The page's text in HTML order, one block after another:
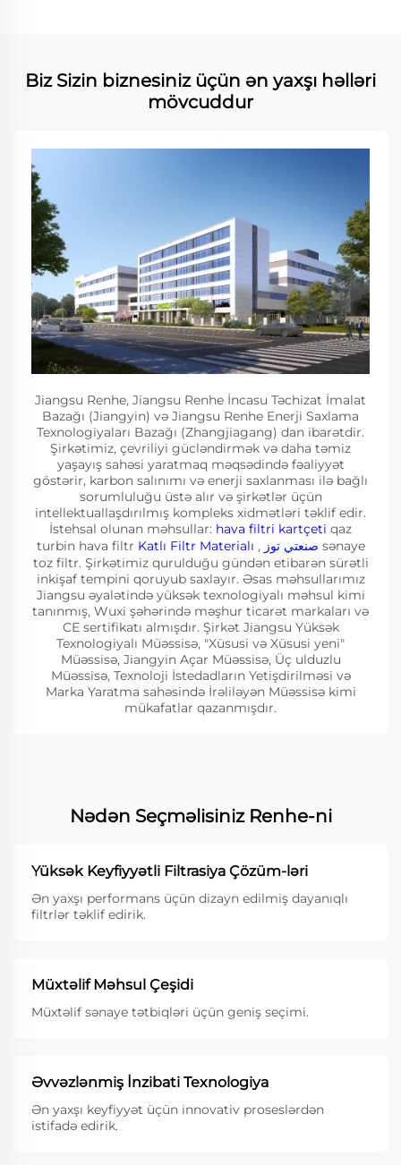
Biz Sizin biznesiniz üçün ən yaxşı həlləri
mövcuddur
Jiangsu Renhe, Jiangsu Renhe İncasu Təchizat İmalat
Bazağı (Jiangyin) və Jiangsu Renhe Enerji Saxlama
Texnologiyaları Bazağı (Zhangjiagang) dan ibarətdir.
Şirkətimiz, çevriliyi gücləndirmək və daha təmiz
yaşayış sahəsi yaratmaq məqsədində fəaliyyət
göstərir, karbon salınımı və enerji saxlanması ilə bağlı
sorumluluğu üstə alır və şirkətlər üçün
intellektuallaşdırılmış kompleks xidmətləri təklif edir.
İstehsal olunan məhsullar: hava filtri kartçeti qaz
turbin hava filtr Katlı Filtr Materialı ,
sənaye
toz filtr. Şirkətimiz qurulduğu gündən etibarən sürətli
inkişaf tempini qoruyub saxlayır. Əsas məhsullarımız
Jiangsu əyalətində yüksək texnologiyalı məhsul kimi
tanınmış, Wuxi şəhərində məşhur ticarət markaları və
CE sertifikatı almışdır. Şirkət Jiangsu Yüksək
Texnologiyalı Müəssisə, "Xüsusi və Xüsusi yeni"
Müəssisə, Jiangyin Açar Müəssisə, Üç ulduzlu
Müəssisə, Texnoloji İstedadların Yetişdirilməsi və
Marka Yaratma sahəsində İrəliləyən Müəssisə kimi
mükafatlar qazanmışdır.
Nədən Seçməlisiniz Renhe-ni
Yüksək Keyfiyyətli Filtrasiya Çözüm-ləri
Ən yaxşı performans üçün dizayn edilmiş dayanıqlı
filtrlər təklif edirik.
Müxtəlif Məhsul Çeşidi
Müxtəlif sənaye tətbiqləri üçün geniş seçimi.
Əvvəzlənmiş İnzibati Texnologiya
Ən yaxşı keyfiyyət üçün innovativ proseslərdən
istifadə edirik.